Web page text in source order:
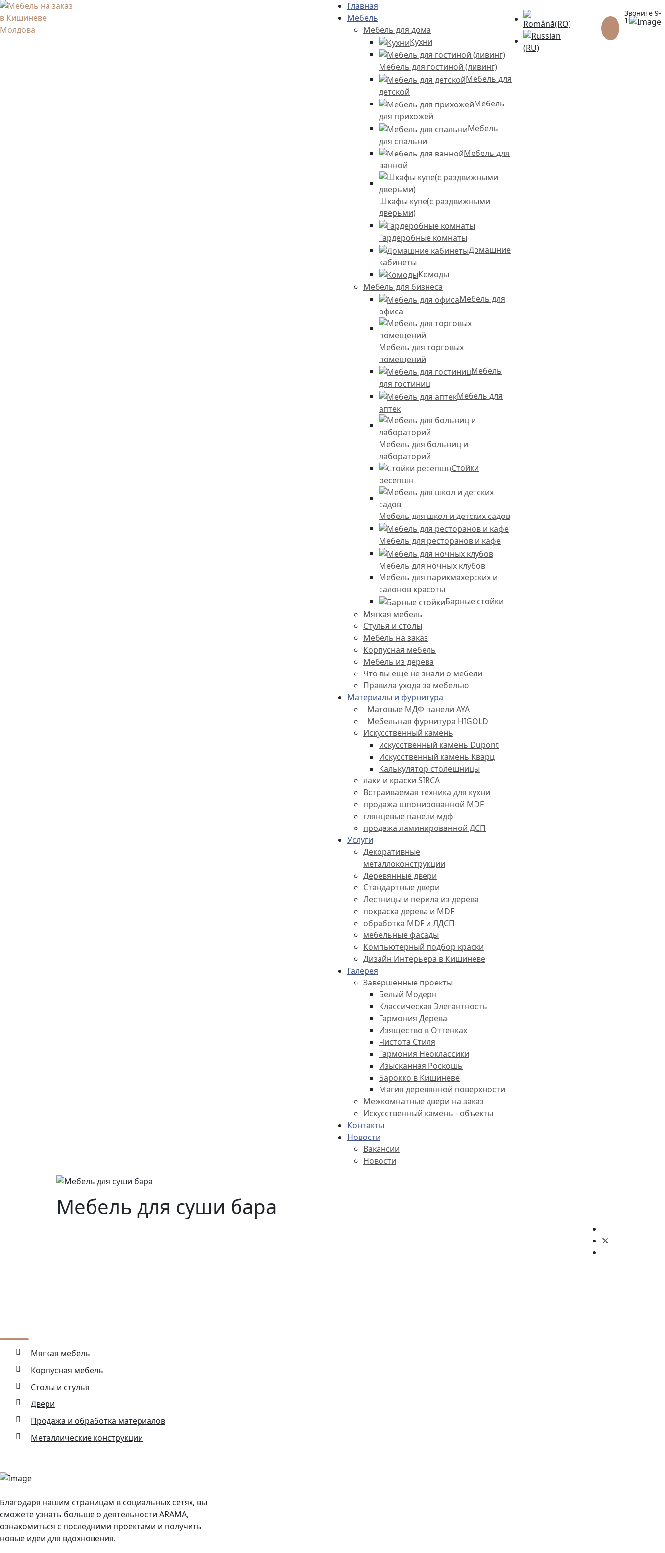
Главная
Мебель
Мебель для дома
Кухни
Мебель для гостиной (ливинг)
Мебель для
детской
Мебель
для прихожей
Мебель
для спальни
Мебель для
ванной
Шкафы купе(с раздвижными
дверьми)
Гардеробные комнаты
Домашние
кабинеты
Комоды
Мебель для бизнеса
Мебель для
офиса
Мебель для торговых
помещений
Мебель
для гостиниц
Мебель для
аптек
Мебель для больниц и
лабораторий
Стойки
ресепшн
Мебель для школ и детских садов
Мебель для ресторанов и кафе
Мебель для ночных клубов
Мебель для парикмахерских и
салонов красоты
Барные стойки
Мягкая мебель
Стулья и столы
Мебель на заказ
Корпусная мебель
Мебель из дерева
Что вы ещё не знали о мебели
Правила ухода за мебелью
Материалы и фурнитура
Матовые МДФ панели AYA
Мебельная фурнитура HIGOLD
Искусственный камень
искусственный камень Dupont
Искусственный камень Кварц
Калькулятор столешницы
лаки и краски SIRCA
Встраиваемая техника для кухни
продажа шпонированной MDF
глянцевые панели мдф
продажа ламинированной ДСП
Услуги
Декоративные
металлоконструкции
Деревянные двери
Стандартные двери
Лестницы и перила из дерева
покраска дерева и MDF
обработка MDF и ЛДСП
мебельные фасады
Компьютерный подбор краски
Дизайн Интерьера в Кишинёве
Галерея
Завершённые проекты
Белый Модерн
Классическая Элегантность
Гармония Дерева
Изящество в Оттенках
Чистота Стиля
Гармония Неоклассики
Изысканная Роскошь
Барокко в Кишинёве
Магия деревянной поверхности
Межкомнатные двери на заказ
Искусственный камень - объекты
Контакты
Новости
Вакансии
Новости
Выберите язык Звоните 9-
19
Мебель для суши бара
Мягкая мебель
Корпусная мебель
Столы и стулья
Двери
Продажа и обработка материалов
Металлические конструкции
Благодаря нашим страницам в социальных сетях, вы
сможете узнать больше о деятельности ARAMA,
ознакомиться с последними проектами и получить
новые идеи для вдохновения.